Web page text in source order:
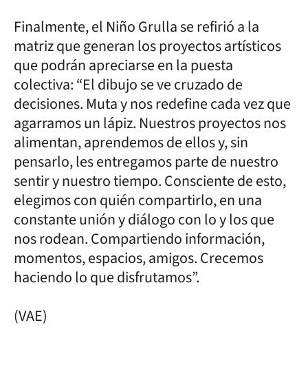
Finalmente, el Niño Grulla se refirió a la
matriz que generan los proyectos artísticos
que podrán apreciarse en la puesta
colectiva: “El dibujo se ve cruzado de
decisiones. Muta y nos redefine cada vez que
agarramos un lápiz. Nuestros proyectos nos
alimentan, aprendemos de ellos y, sin
pensarlo, les entregamos parte de nuestro
sentir y nuestro tiempo. Consciente de esto,
elegimos con quién compartirlo, en una
constante unión y diálogo con lo y los que
nos rodean. Compartiendo información,
momentos, espacios, amigos. Crecemos
haciendo lo que disfrutamos”.
(VAE)